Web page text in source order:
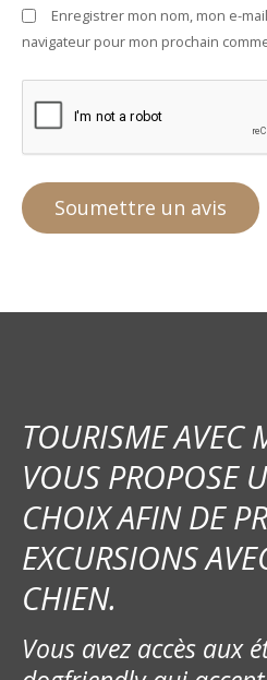
Enregistrer mon nom, mon e-
navigateur pour mon prochain
TOURISME AVEC
VOUS PROPOSE
CHOIX AFIN DE
EXCURSIONS
CHIEN.
Vous avez accès aux